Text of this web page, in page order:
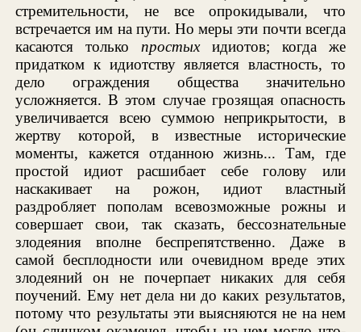
стремительности, не все опрокидывали, что
встречается им на пути. Но меры эти почти всегда
касаются только простыхидиотов; когда же
придатком к идиотству является властность, то
дело ограждения общества значительно
усложняется. В этом случае грозящая опасность
увеличивается всею суммою неприкрытости, в
жертву которой, в известные исторические
моменты, кажется отданною жизнь... Там, где
простой идиот расшибает себе голову или
наскакивает на рожон, идиот властный
раздробляет пополам всевозможные рожны и
совершает свои, так сказать, бессознательные
злодеяния вполне беспрепятственно. Даже в
самой бесплодности или очевидном вреде этих
злодеяний он не почерпает никаких для себя
поучений. Ему нет дела ни до каких результатов,
потому что результаты эти выясняются не на нем